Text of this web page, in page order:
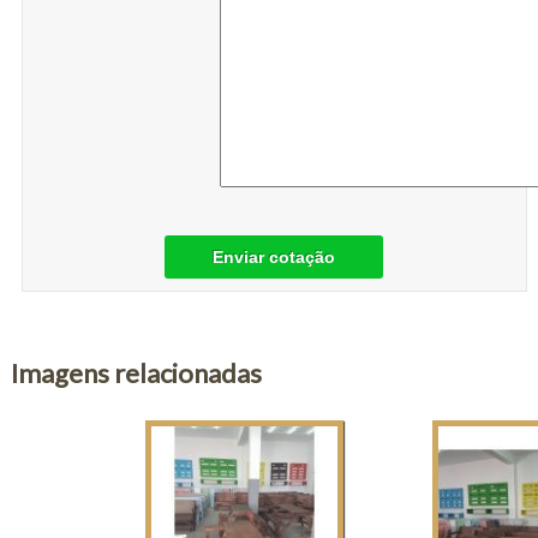
Enviar cotação
Imagens relacionadas